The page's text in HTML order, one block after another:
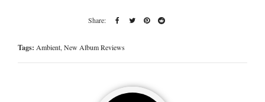
Tags: Ambient,New Album Reviews